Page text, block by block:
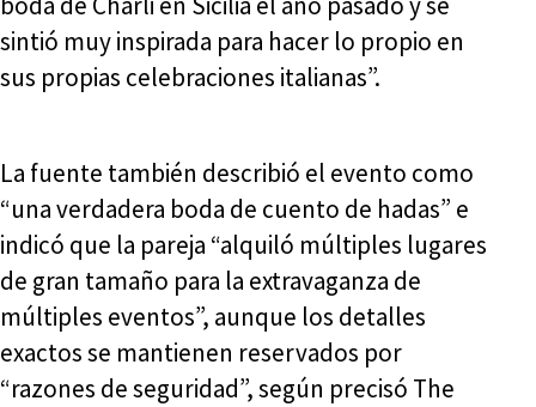
sintió muy inspirada para hacer lo propio en
sus propias celebraciones italianas”.
La fuente también describió el evento como
“una verdadera boda de cuento de hadas” e
indicó que la pareja “alquiló múltiples lugares
de gran tamaño para la extravaganza de
múltiples eventos”, aunque los detalles
exactos se mantienen reservados por
“razones de seguridad”, según precisó The